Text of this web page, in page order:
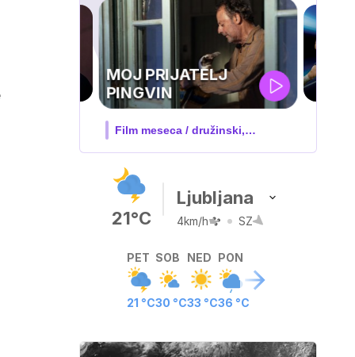
UEFA
SUPERPOKAL
V živo na VOYO: sreda ob 20.30
21°C
Ljubljana
4km/h SZ
PET
21 °C
SOB
30 °C
NED
33 °C
PON
36 °C